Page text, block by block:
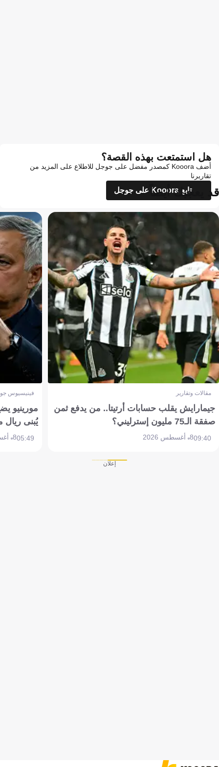
هل استمتعت بهذه القصة؟
أضف Kooora كمصدر مفضل على جوجل للاطلاع على المزيد من
تقاريرنا
تابع Kooora على جوجل
قد يعجبك أيضاً
مقالات وتقارير
جيمارايش يقلب حسابات أرتيتا.. من يدفع ثمن
صفقة الـ75 مليون إسترليني؟
09:408 أغسطس 2026
فينيسيوس
مورينيو
يُبنى ريال
05:498 أغسطس 2026
إعلان